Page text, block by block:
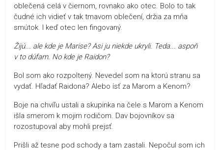
oblečená celá v čiernom, rovnako ako otec. Bolo to tak
čudné ich vidieť v tak tmavom oblečení, držia za mňa
smútok. I keď otec len fingovaný.
Žijú... ale kde je Marise? Asi ju niekde ukryli. Teda... aspoň
v to dúfam. No kde je Raidon?
Bol som ako rozpoltený. Nevedel som na ktorú stranu sa
vydať. Hľadať Raidona? Alebo ísť za Marom a Kenom?
Boje na chvíľu ustali a skupinka na čele s Marom a Kenom
išla smerom k mojim rodičom. Dav bojovníkov sa
rozostupoval aby mohli prejsť.
Prišli až tesne pod schody a tam zastali. Nepočul som ich